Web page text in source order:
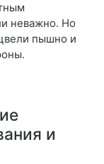
неважно. Но
пышно и
и